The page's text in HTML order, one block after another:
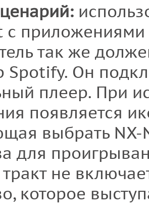
с
так же
Spotify. Он
плеер. При
появляется
выбрать NX-
для
не
которое